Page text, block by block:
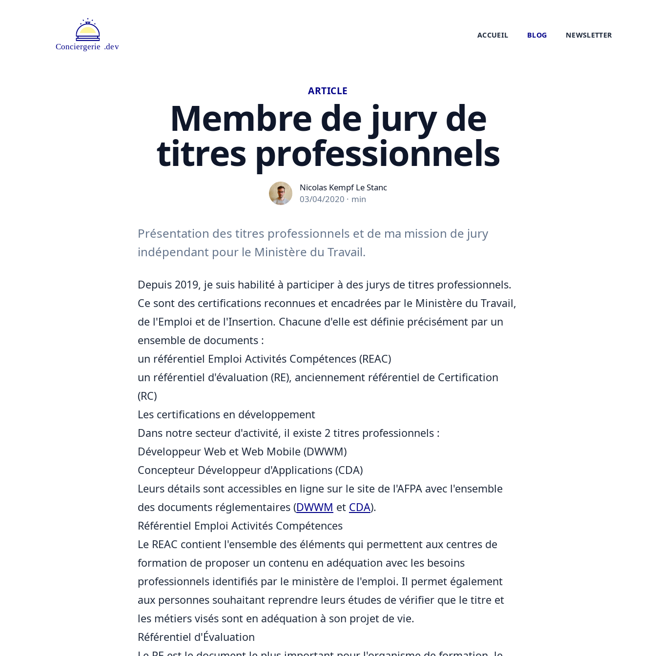
ACCUEIL BLOG NEWSLETTER
ARTICLE
Membre de jury de
titres professionnels
Nicolas Kempf Le Stanc
Nicolas Kempf Le Stanc
03/04/2020 · min
Présentation des titres professionnels et de ma mission de jury
indépendant pour le Ministère du Travail.
Depuis 2019, je suis habilité à participer à des jurys de titres professionnels.
Ce sont des certifications reconnues et encadrées par le Ministère du Travail,
de l'Emploi et de l'Insertion. Chacune d'elle est définie précisément par un
ensemble de documents :
un référentiel Emploi Activités Compétences (REAC)
un référentiel d'évaluation (RE), anciennement référentiel de Certification
(RC)
Les certifications en développement
Dans notre secteur d'activité, il existe 2 titres professionnels :
Développeur Web et Web Mobile (DWWM)
Concepteur Développeur d'Applications (CDA)
Leurs détails sont accessibles en ligne sur le site de l'AFPA avec l'ensemble
des documents réglementaires (DWWM et CDA).
Référentiel Emploi Activités Compétences
Le REAC contient l'ensemble des éléments qui permettent aux centres de
formation de proposer un contenu en adéquation avec les besoins
professionnels identifiés par le ministère de l'emploi. Il permet également
aux personnes souhaitant reprendre leurs études de vérifier que le titre et
les métiers visés sont en adéquation à son projet de vie.
Référentiel d'Évaluation